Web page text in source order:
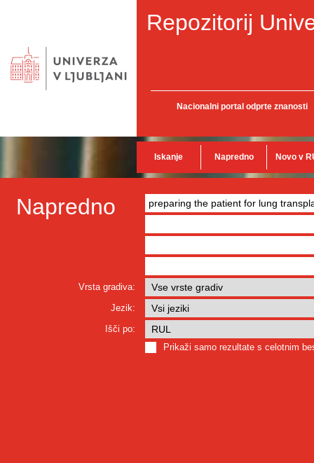
Repozitorij
Nacionalni portal odprte znanosti
Iskanje Napredno Novo v
Napredno
Vrsta gradiva:
Jezik:
Išči po:
Prikaži samo rezultate s celotnim